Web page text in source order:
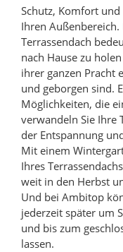
Schutz, Komfort
Ihren
Terrassendach
nach Hause zu
ihrer ganzen Pracht
und geborgen sind.
Möglichkeiten, die
verwandeln Sie Ihre
der Entspannung
Mit einem
Ihres
weit in den Herbst
Und bei Ambitop
jederzeit später um
und bis zum
lassen.